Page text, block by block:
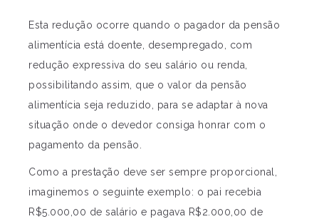
Esta redução ocorre quando o pagador da pensão
alimentícia está doente, desempregado, com
redução expressiva do seu salário ou renda,
possibilitando assim, que o valor da pensão
alimentícia seja reduzido, para se adaptar à nova
situação onde o devedor consiga honrar com o
pagamento da pensão.
Como a prestação deve ser sempre proporcional,
imaginemos o seguinte exemplo: o pai recebia
R$5.000,00 de salário e pagava R$2.000,00 de